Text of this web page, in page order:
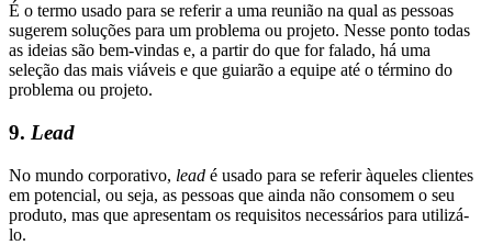
É o termo usado para se referir a uma reunião na qual as pessoas
sugerem soluções para um problema ou projeto. Nesse ponto todas
as ideias são bem-vindas e, a partir do que for falado, há uma
seleção das mais viáveis e que guiarão a equipe até o término do
problema ou projeto.
9. Lead
No mundo corporativo, lead é usado para se referir àqueles clientes
em potencial, ou seja, as pessoas que ainda não consomem o seu
produto, mas que apresentam os requisitos necessários para utilizá-
lo.